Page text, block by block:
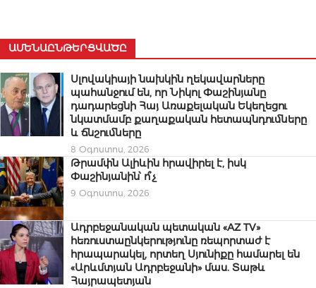
ԱՄԵՆԱԸՆԹԵՐՑՎԱԾԸ
Սլովակիայի նախկին ղեկավարները
պահանջում են, որ Նիկոլ Փաշինյանը
դադարեցնի Հայ Առաքելական Եկեղեցու
նկատմամբ քաղաքական հետապնդումները
և ճնշումները
8 Օգոստոս, 2026
Թրամփն Ալիևին հրավիրել է, իսկ
Փաշինյանին՝ ո՞չ
9 Օգոստոս, 2026
Ադրբեջանական պետական «AZ TV»
հեռուստաընկերությունը ռեպորտաժ է
հրապարակել, որտեղ Սյունիքը համարել են
«Արևմտյան Ադրբեջանի» մաս. Տաթև
Հայրապետյան